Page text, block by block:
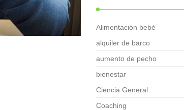
Alimentación bebé
alquiler de barco
aumento de pecho
bienestar
Ciencia General
Coaching